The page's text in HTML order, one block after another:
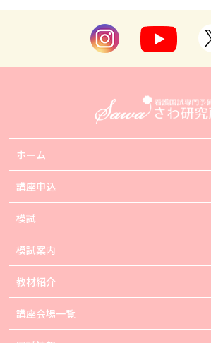
ホーム
講座申込
模試
模試案内
教材紹介
講座会場一覧